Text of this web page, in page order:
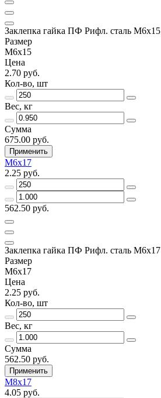
Заклепка гайка ПФ Рифл. сталь М6х15
Размер
М6х15
Цена
2.70 руб.
Кол-во, шт
Вес, кг
Сумма
675.00 руб.
Применить
М6х17
2.25 руб.
562.50 руб.
Заклепка гайка ПФ Рифл. сталь М6х17
Размер
М6х17
Цена
2.25 руб.
Кол-во, шт
Вес, кг
Сумма
562.50 руб.
Применить
М8х17
4.05 руб.